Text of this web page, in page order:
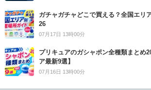
ガチャガチャどこで買える？全国エリ
26
07月17日 13時00分
プリキュアのガシャポン全種類まとめ
ア最新9選】
07月16日 13時00分